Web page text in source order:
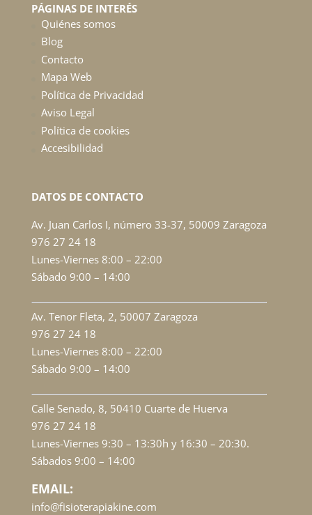
PÁGINAS DE INTERÉS
Quiénes somos
Blog
Contacto
Mapa Web
Política de Privacidad
Aviso Legal
Política de cookies
Accesibilidad
DATOS DE CONTACTO
Av. Juan Carlos I, número 33-37, 50009 Zaragoza
976 27 24 18
Lunes-Viernes 8:00 – 22:00
Sábado 9:00 – 14:00
Av. Tenor Fleta, 2, 50007 Zaragoza
976 27 24 18
Lunes-Viernes 8:00 – 22:00
Sábado 9:00 – 14:00
Calle Senado, 8, 50410 Cuarte de Huerva
976 27 24 18
Lunes-Viernes 9:30 – 13:30h y 16:30 – 20:30.
Sábados 9:00 – 14:00
EMAIL:
info@fisioterapiakine.com